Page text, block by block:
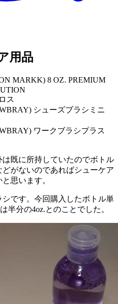
用品
MARKK) 8 OZ. PREMIUM
ス
シューズブラシミニ
ワークブラシプラス
既に所持していたのでボトル
がないのであればシューケア
思います。
です。今回購入したボトル単
半分の4oz.とのことでした。